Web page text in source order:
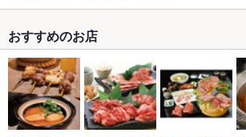
おすすめのお店